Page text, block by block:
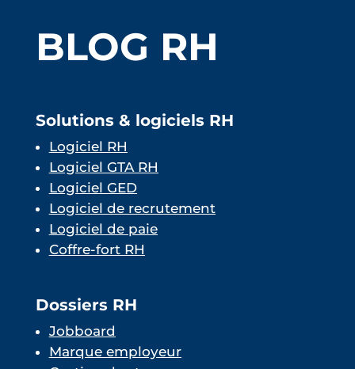
BLOG RH
Solutions & logiciels RH
Logiciel RH
Logiciel GTA RH
Logiciel GED
Logiciel de recrutement
Logiciel de paie
Coffre-fort RH
Dossiers RH
Jobboard
Marque employeur